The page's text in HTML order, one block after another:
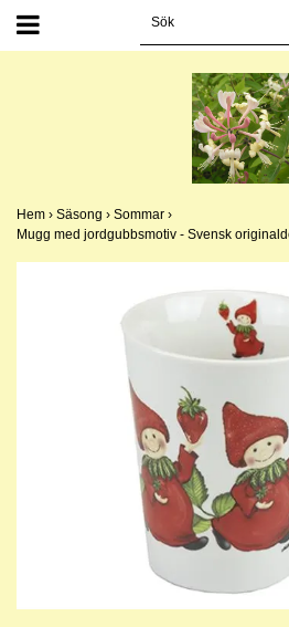
Hem › Säsong › Sommar ›
Mugg med jordgubbsmotiv - Svensk